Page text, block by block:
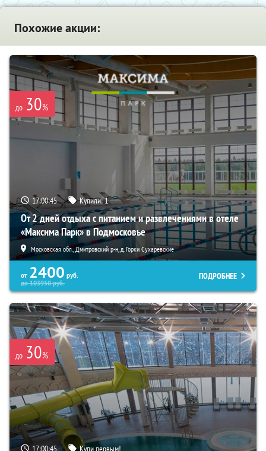
Похожие акции:
до 30%
17:00:44 Купили:1
От 2 дней отдыха с питанием и развлечениями в отеле
«Максима Парк» в Подмосковье
Московская обл., Дмитровский р-н, д. Горки Сухаревские
от 2400 руб.
до103950руб.
ПОДРОБНЕЕ
до 30%
17:00:44 Купи первым!